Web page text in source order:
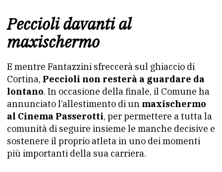
Peccioli davanti al
maxischermo
E mentre Fantazzini sfreccerà sul ghiaccio di
Cortina, Peccioli non resterà a guardare da
lontano. In occasione della finale, il Comune ha
annunciato l’allestimento di un maxischermo
al Cinema Passerotti, per permettere a tutta la
comunità di seguire insieme le manche decisive e
sostenere il proprio atleta in uno dei momenti
più importanti della sua carriera.